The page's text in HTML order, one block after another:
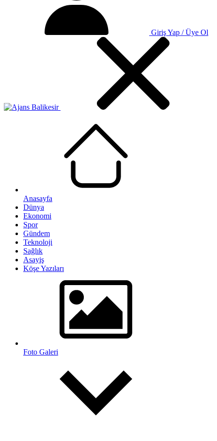
Giriş Yap / Üye Ol
Anasayfa
Dünya
Ekonomi
Spor
Gündem
Teknoloji
Sağlık
Asayiş
Köşe Yazıları
Foto Galeri